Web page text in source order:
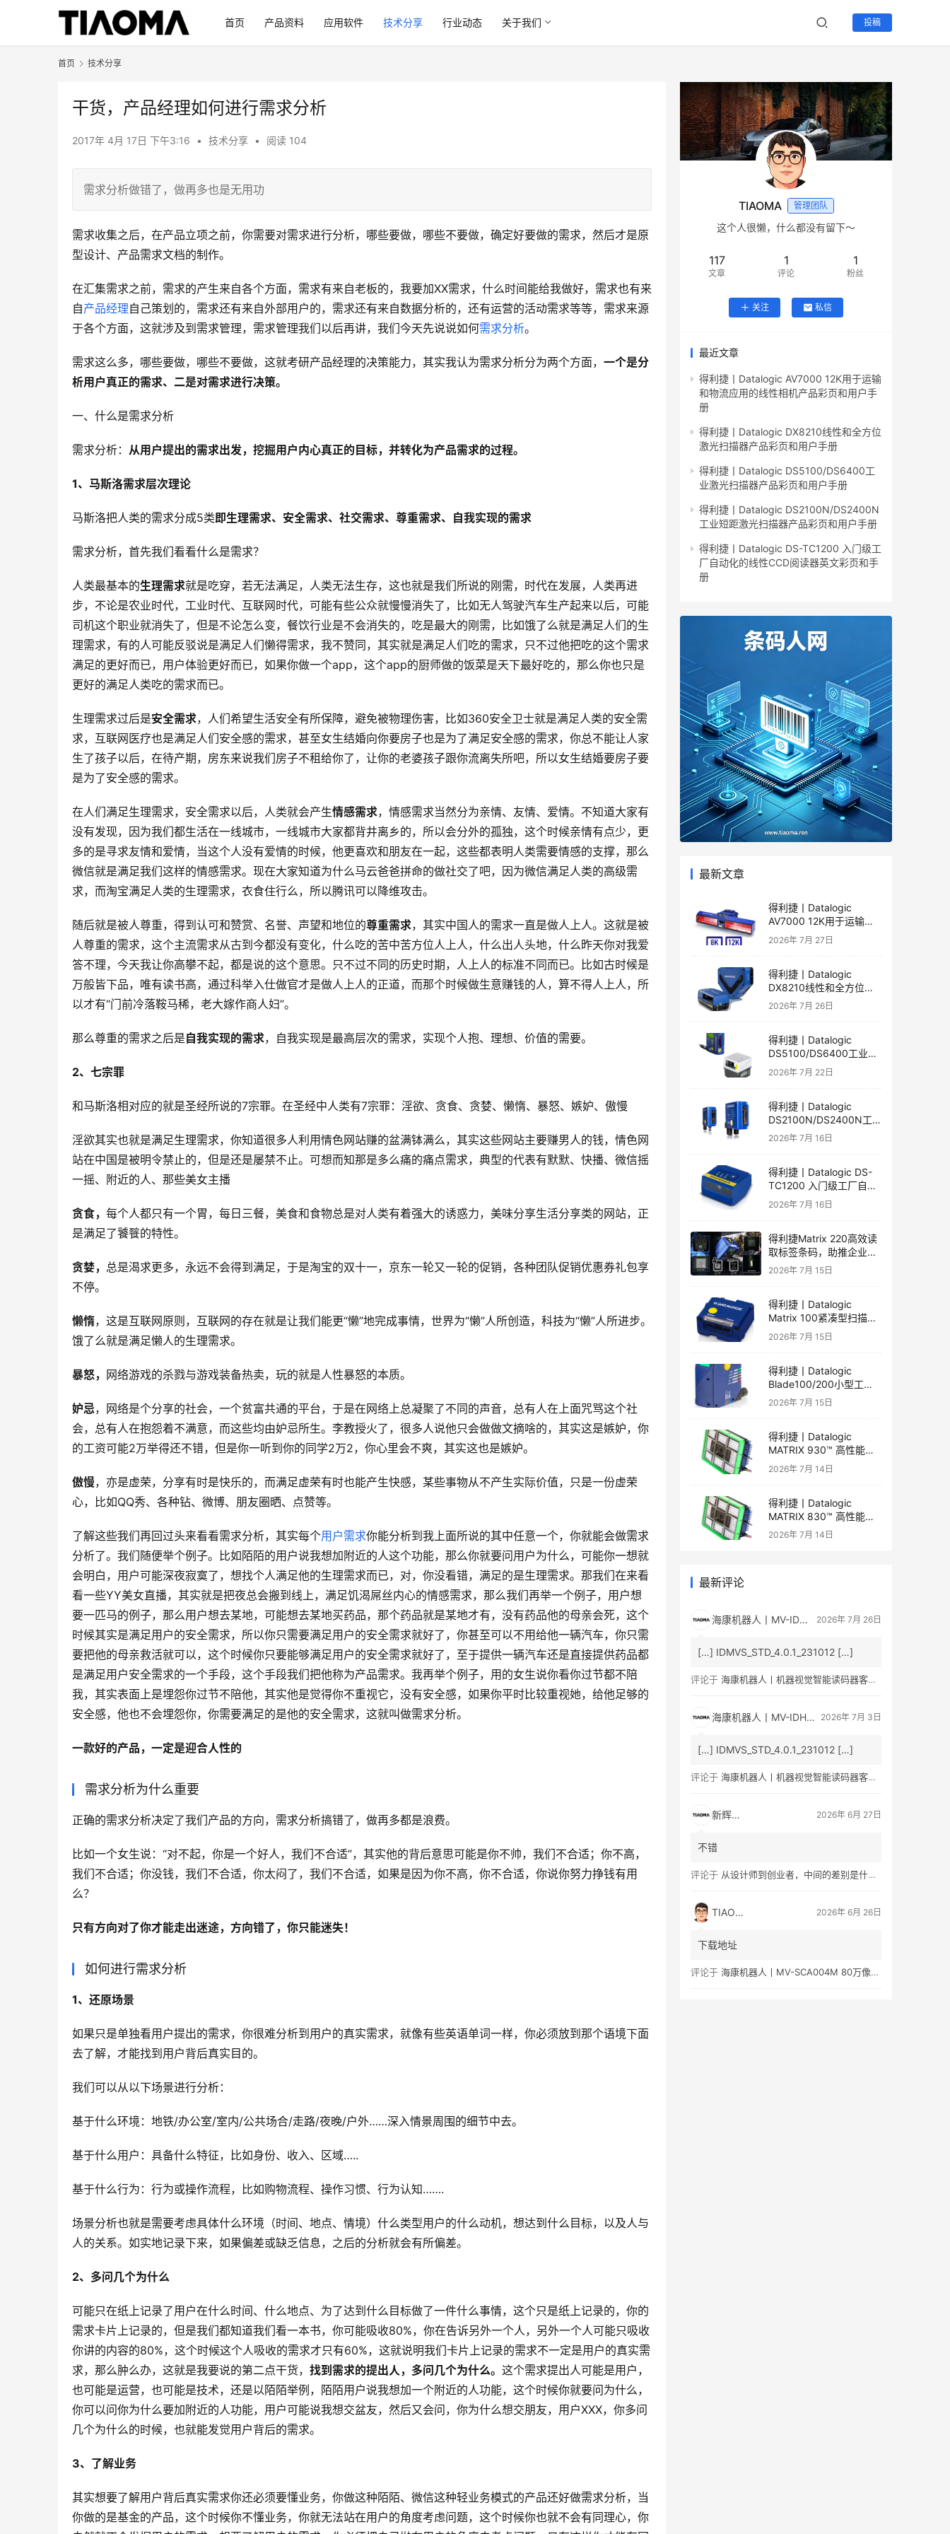
首页 产品资料 应用软件 技术分享 行业动态 关于我们 投稿
首页 技术分享
干货，产品经理如何进行需求分析
2017年 4月 17日 下午3:16 • 技术分享 • 阅读 104
需求分析做错了，做再多也是无用功
需求收集之后，在产品立项之前，你需要对需求进行分析，哪些要做，哪些不要做，确定好要做的需求，然后才是原
型设计、产品需求文档的制作。
在汇集需求之前，需求的产生来自各个方面，需求有来自老板的，我要加XX需求，什么时间能给我做好，需求也有来
自产品经理自己策划的，需求还有来自外部用户的，需求还有来自数据分析的，还有运营的活动需求等等，需求来源
于各个方面，这就涉及到需求管理，需求管理我们以后再讲，我们今天先说说如何需求分析。
需求这么多，哪些要做，哪些不要做，这就考研产品经理的决策能力，其实我认为需求分析分为两个方面， 一个是分
析用户真正的需求、二是对需求进行决策。
一、什么是需求分析
需求分析： 从用户提出的需求出发，挖掘用户内心真正的目标，并转化为产品需求的过程。
1、马斯洛需求层次理论
马斯洛把人类的需求分成5类即生理需求、安全需求、社交需求、尊重需求、自我实现的需求
需求分析，首先我们看看什么是需求？
人类最基本的生理需求就是吃穿，若无法满足，人类无法生存，这也就是我们所说的刚需，时代在发展，人类再进
步，不论是农业时代，工业时代、互联网时代，可能有些公众就慢慢消失了，比如无人驾驶汽车生产起来以后，可能
司机这个职业就消失了，但是不论怎么变，餐饮行业是不会消失的，吃是最大的刚需，比如饿了么就是满足人们的生
理需求，有的人可能反驳说是满足人们懒得需求，我不赞同，其实就是满足人们吃的需求，只不过他把吃的这个需求
满足的更好而已，用户体验更好而已，如果你做一个app，这个app的厨师做的饭菜是天下最好吃的，那么你也只是
更好的满足人类吃的需求而已。
生理需求过后是安全需求，人们希望生活安全有所保障，避免被物理伤害，比如360安全卫士就是满足人类的安全需
求，互联网医疗也是满足人们安全感的需求，甚至女生结婚向你要房子也是为了满足安全感的需求，你总不能让人家
生了孩子以后，在待产期，房东来说我们房子不租给你了，让你的老婆孩子跟你流离失所吧，所以女生结婚要房子要
是为了安全感的需求。
在人们满足生理需求，安全需求以后，人类就会产生情感需求，情感需求当然分为亲情、友情、爱情。不知道大家有
没有发现，因为我们都生活在一线城市，一线城市大家都背井离乡的，所以会分外的孤独，这个时候亲情有点少，更
多的是寻求友情和爱情，当这个人没有爱情的时候，他更喜欢和朋友在一起，这些都表明人类需要情感的支撑，那么
微信就是满足我们这样的情感需求。现在大家知道为什么马云爸爸拼命的做社交了吧，因为微信满足人类的高级需
求，而淘宝满足人类的生理需求，衣食住行么，所以腾讯可以降维攻击。
随后就是被人尊重，得到认可和赞赏、名誉、声望和地位的尊重需求，其实中国人的需求一直是做人上人。这就是被
人尊重的需求，这个主流需求从古到今都没有变化，什么吃的苦中苦方位人上人，什么出人头地，什么昨天你对我爱
答不理，今天我让你高攀不起，都是说的这个意思。只不过不同的历史时期，人上人的标准不同而已。比如古时候是
万般皆下品，唯有读书高，通过科举入仕做官才是做人上人的正道，而那个时候做生意赚钱的人，算不得人上人，所
以才有“门前冷落鞍马稀，老大嫁作商人妇”。
那么尊重的需求之后是自我实现的需求，自我实现是最高层次的需求，实现个人抱、理想、价值的需要。
2、七宗罪
和马斯洛相对应的就是圣经所说的7宗罪。在圣经中人类有7宗罪：淫欲、贪食、贪婪、懒惰、暴怒、嫉妒、傲慢
淫欲其实也就是满足生理需求，你知道很多人利用情色网站赚的盆满钵满么，其实这些网站主要赚男人的钱，情色网
站在中国是被明令禁止的，但是还是屡禁不止。可想而知那是多么痛的痛点需求，典型的代表有默默、快播、微信摇
一摇、附近的人、那些美女主播
贪食， 每个人都只有一个胃，每日三餐，美食和食物总是对人类有着强大的诱惑力，美味分享生活分享类的网站，正
是满足了饕餮的特性。
贪婪， 总是渴求更多，永远不会得到满足，于是淘宝的双十一，京东一轮又一轮的促销，各种团队促销优惠券礼包享
不停。
懒惰，这是互联网原则，互联网的存在就是让我们能更“懒”地完成事情，世界为“懒”人所创造，科技为“懒”人所进步。
饿了么就是满足懒人的生理需求。
暴怒， 网络游戏的杀戮与游戏装备热卖，玩的就是人性暴怒的本质。
妒忌，网络是个分享的社会，一个贫富共通的平台，于是在网络上总凝聚了不同的声音，总有人在上面咒骂这个社
会，总有人在抱怨着不满意，而这些均由妒忌所生。李教授火了，很多人说他只会做做文摘啥的，其实这是嫉妒，你
的工资可能2万举得还不错，但是你一听到你的同学2万2，你心里会不爽，其实这也是嫉妒。
傲慢，亦是虚荣，分享有时是快乐的，而满足虚荣有时也能产生快感，某些事物从不产生实际价值，只是一份虚荣
心，比如QQ秀、各种钻、微博、朋友圈晒、点赞等。
了解这些我们再回过头来看看需求分析，其实每个用户需求你能分析到我上面所说的其中任意一个，你就能会做需求
分析了。我们随便举个例子。比如陌陌的用户说我想加附近的人这个功能，那么你就要问用户为什么，可能你一想就
会明白，用户可能深夜寂寞了，想找个人满足他的生理需求而已，对，你没看错，满足的是生理需求。那我们在来看
看一些YY美女直播，其实就是把夜总会搬到线上，满足饥渴屌丝内心的情感需求，那么我们再举一个例子，用户想
要一匹马的例子，那么用户想去某地，可能想去某地买药品，那个药品就是某地才有，没有药品他的母亲会死，这个
时候其实是满足用户的安全需求，所以你只需要满足用户的安全需求就好了，你甚至可以不用给他一辆汽车，你只需
要把他的母亲救活就可以，这个时候你只要能够满足用户的安全需求就好了，至于提供一辆汽车还是直接提供药品都
是满足用户安全需求的一个手段，这个手段我们把他称为产品需求。我再举个例子，用的女生说你看你过节都不陪
我，其实表面上是埋怨你过节不陪他，其实他是觉得你不重视它，没有安全感，如果你平时比较重视她，给他足够的
安全感，他也不会埋怨你，你需要满足的是他的安全需求，这就叫做需求分析。
一款好的产品，一定是迎合人性的
需求分析为什么重要
正确的需求分析决定了我们产品的方向，需求分析搞错了，做再多都是浪费。
比如一个女生说：“对不起，你是一个好人，我们不合适”，其实他的背后意思可能是你不帅，我们不合适；你不高，
我们不合适；你没钱，我们不合适，你太闷了，我们不合适，如果是因为你不高，你不合适，你说你努力挣钱有用
么？
只有方向对了你才能走出迷途，方向错了，你只能迷失！
如何进行需求分析
1、还原场景
如果只是单独看用户提出的需求，你很难分析到用户的真实需求，就像有些英语单词一样，你必须放到那个语境下面
去了解，才能找到用户背后真实目的。
我们可以从以下场景进行分析：
基于什么环境：地铁/办公室/室内/公共场合/走路/夜晚/户外……深入情景周围的细节中去。
基于什么用户：具备什么特征，比如身份、收入、区域…..
基于什么行为：行为或操作流程，比如购物流程、操作习惯、行为认知…….
场景分析也就是需要考虑具体什么环境（时间、地点、情境）什么类型用户的什么动机，想达到什么目标，以及人与
人的关系。如实地记录下来，如果偏差或缺乏信息，之后的分析就会有所偏差。
2、多问几个为什么
可能只在纸上记录了用户在什么时间、什么地点、为了达到什么目标做了一件什么事情，这个只是纸上记录的，你的
需求卡片上记录的，但是我们都知道我们看一本书，你可能吸收80%，你在告诉另外一个人，另外一个人可能只吸收
你讲的内容的80%，这个时候这个人吸收的需求才只有60%，这就说明我们卡片上记录的需求不一定是用户的真实需
求，那么肿么办，这就是我要说的第二点干货， 找到需求的提出人，多问几个为什么。 这个需求提出人可能是用户，
也可能是运营，也可能是技术，还是以陌陌举例，陌陌用户说我想加一个附近的人功能，这个时候你就要问为什么，
你可以问你为什么要加附近的人功能，用户可能说我想交盆友，然后又会问，你为什么想交朋友，用户XXX，你多问
几个为什么的时候，也就能发觉用户背后的需求。
3、了解业务
其实想要了解用户背后真实需求你还必须要懂业务，你做这种陌陌、微信这种轻业务模式的产品还好做需求分析，当
你做的是基金的产品，这个时候你不懂业务，你就无法站在用户的角度考虑问题，这个时候你也就不会有同理心，你
TIAOMA 管理团队
这个人很懒，什么都没有留下～
117
文章
1
评论
1
粉丝
关注 私信
最近文章
得利捷丨Datalogic AV7000 12K用于运输
和物流应用的线性相机产品彩页和用户手
册
得利捷丨Datalogic DX8210线性和全方位
激光扫描器产品彩页和用户手册
得利捷丨Datalogic DS5100/DS6400工
业激光扫描器产品彩页和用户手册
得利捷丨Datalogic DS2100N/DS2400N
工业短距激光扫描器产品彩页和用户手册
得利捷丨Datalogic DS-TC1200 入门级工
厂自动化的线性CCD阅读器英文彩页和手
册
最新文章
得利捷丨Datalogic
AV7000 12K用于运输和
物流应用的线性相机产品
彩页和用户手册
2026年 7月 27日
得利捷丨Datalogic
DX8210线性和全方位激
光扫描器产品彩页和用户
2026年 7月 26日
得利捷丨Datalogic
DS5100/DS6400工业激
光扫描器产品彩页和用户
2026年 7月 22日
得利捷丨Datalogic
DS2100N/DS2400N工
业短距激光扫描器产品彩
2026年 7月 16日
得利捷丨Datalogic DS-
TC1200 入门级工厂自动
化的线性CCD阅读器英文
彩页和手册
2026年 7月 16日
得利捷Matrix 220高效读
取标签条码，助推企业自
动化发展
2026年 7月 15日
得利捷丨Datalogic
Matrix 100紧凑型扫描器
产品彩页和产品手册
2026年 7月 15日
得利捷丨Datalogic
Blade100/200小型工业
一维读码器产品彩页和产
2026年 7月 15日
得利捷丨Datalogic
MATRIX 930™ 高性能二
维读码器产品手册和产品
2026年 7月 14日
得利捷丨Datalogic
MATRIX 830™ 高性能二
维读码器产品手册和产品
2026年 7月 14日
最新评论
海康机器人丨MV-ID5060M 600 万像素智能读码器产品彩页/用户手册下载_条码人网 2026年 7月 26日
[…] IDMVS_STD_4.0.1_231012 […]
评论于 海康机器人丨机器视觉智能读码器客户端最新版本IDMVS V4.1.0
海康机器人丨MV-IDH3000B通用型工业无线手持读码器产品彩页/用户手册下载_条码人网 2026年 7月 3日
[…] IDMVS_STD_4.0.1_231012 […]
评论于 海康机器人丨机器视觉智能读码器客户端最新版本IDMVS V4.1.0
新辉瑞创 2026年 6月 27日
不错
评论于 从设计师到创业者，中间的差别是什么？
TIAOMA 2026年 6月 26日
下载地址
评论于 海康机器人丨MV-SCA004M 80万像素黑白视觉传感器产品彩页/用户手册下载